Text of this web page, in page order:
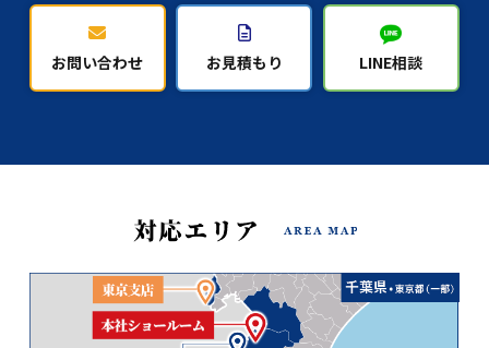
お問い合わせ お見積もり LINE相談